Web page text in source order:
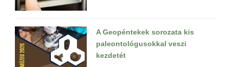
A Geopéntekek sorozata kis
paleontológusokkal veszi
kezdetét